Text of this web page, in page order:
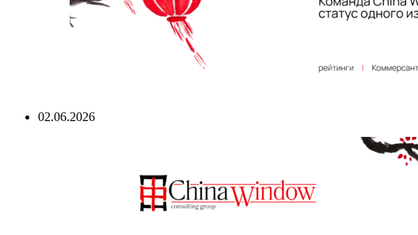
02.06.2026